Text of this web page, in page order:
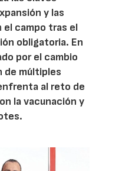
y las
el campo tras el
obligatoria. En
por el cambio
de múltiples
al reto de
la vacunación y